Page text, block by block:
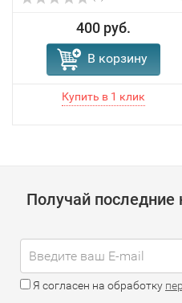
400 руб.
В корзину
Получай последние
Я согласен на обработку